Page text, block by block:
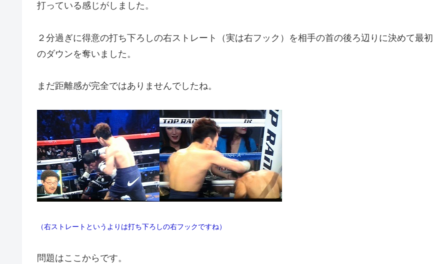
打っている感じがしました。
２分過ぎに得意の打ち下ろしの右ストレート（実は右フック）を相手の首の後ろ辺りに決めて最初
のダウンを奪いました。
まだ距離感が完全ではありませんでしたね。
（右ストレートというよりは打ち下ろしの右フックですね）
問題はここからです。